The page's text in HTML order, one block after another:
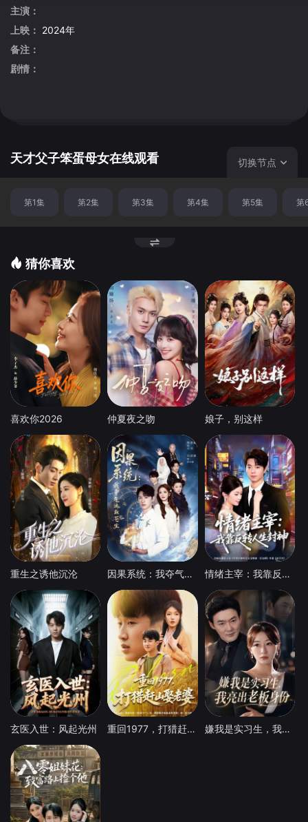
主演：
上映： 2024年
备注：
剧情：
天才父子笨蛋母女在线观看 切换节点
第1集 第2集 第3集 第4集 第5集 第
猜你喜欢
喜欢你2026 仲夏夜之吻 娘子，别这样
重生之诱他沉沦 因果系统：我夺气运救苍生 情绪主宰：我靠反转人生封神
玄医入世：风起光州 重回1977，打猎赶山娶老婆 嫌我是实习生，我亮出老板身份